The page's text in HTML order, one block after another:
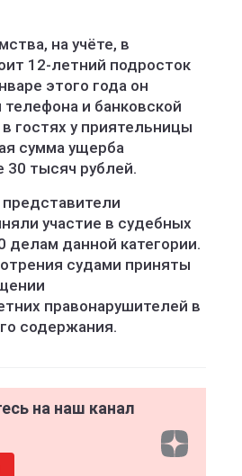
на учёте, в
12-летний подросток
этого года он
и банковской
гостях у приятельницы
сумма ущерба
30 тысяч рублей.
участие в судебных
делам данной категории.
судами приняты
правонарушителей в
содержания.
на наш канал